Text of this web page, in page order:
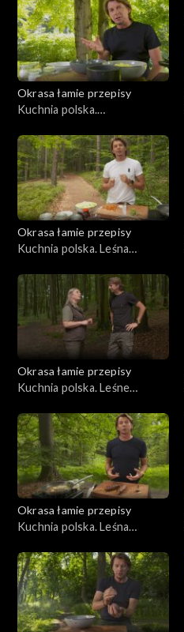
Okrasa łamie przepisy
Kuchnia polska.
Okrasa łamie przepisy
Kuchnia polska. Leśna
Okrasa łamie przepisy
Kuchnia polska. Leśne
Okrasa łamie przepisy
Kuchnia polska. Leśna